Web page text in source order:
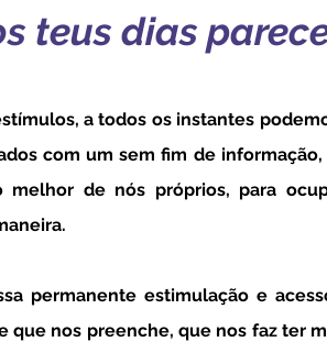
teus dias
com um sem fim de
melhor de nós próprios, para
que nos preenche, que nos faz ter